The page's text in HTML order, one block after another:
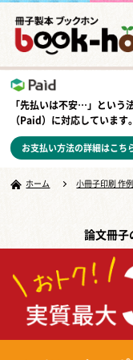
「先払いは不安…」という
（Paid） に対応しています
お支払い方法の詳細はこち
ホーム 小冊子印刷 作
論文冊子